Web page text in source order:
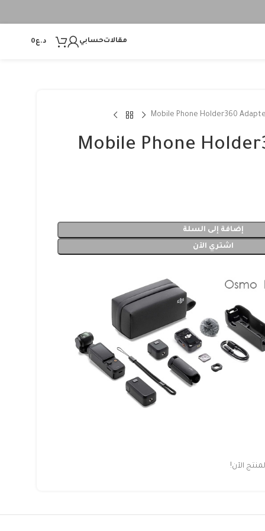
مقالاتحسابي د.ع0
Mobile Phone Holder360
Mobile Phone
إضافة إلى السلة
اشتري الآن
الآن!